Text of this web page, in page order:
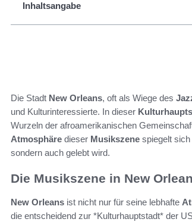
Inhaltsangabe
Die Stadt New Orleans, oft als Wiege des
und Kulturinteressierte. In dieser
Wurzeln der afroamerikanischen
Atmosphäre dieser Musikszene spiegelt
sondern auch gelebt wird.
Die Musikszene in New
New Orleans ist nicht nur für seine lebhafte
die entscheidend zur *Kulturhauptstadt* der